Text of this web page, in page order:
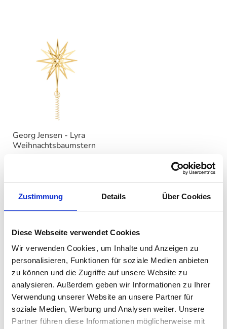
Zustimmung Details Über Cookies
Diese Webseite verwendet Cookies
Wir verwenden Cookies, um Inhalte und Anzeigen zu
personalisieren, Funktionen für soziale Medien anbieten
zu können und die Zugriffe auf unsere Website zu
analysieren. Außerdem geben wir Informationen zu Ihrer
Verwendung unserer Website an unsere Partner für
soziale Medien, Werbung und Analysen weiter. Unsere
Partner führen diese Informationen möglicherweise mit
Georg Jensen - Lyra
Weihnachtsbaumstern
Zeitlose Sammlerstücke mit
skandinavischem Charme
Die exklusiven Sammlerstücke vonGeorg Jensen vereinen
edles Design mit handwerklicher Perfektion. Jedes Jahr
bringt die Marke limitierte Collectibles heraus, die zu
begehrten Sammlerobjekten avancieren. Diese
einzigartigen Stücke verkörpern die Eleganz und den